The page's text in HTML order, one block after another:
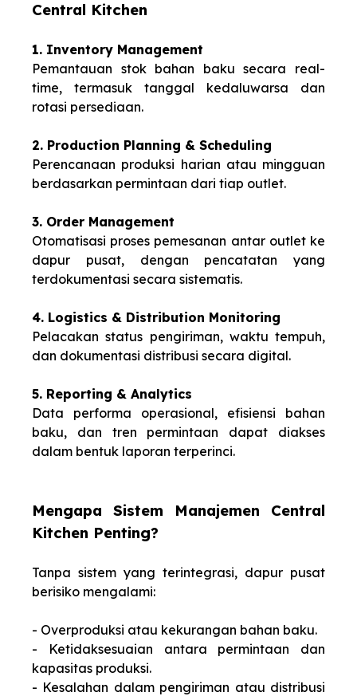
Central Kitchen
1. Inventory Management
Pemantauan stok bahan baku secara real-
time, termasuk tanggal kedaluwarsa dan
rotasi persediaan.
2. Production Planning & Scheduling
Perencanaan produksi harian atau mingguan
berdasarkan permintaan dari tiap outlet.
3. Order Management
Otomatisasi proses pemesanan antar outlet ke
dapur pusat, dengan pencatatan yang
terdokumentasi secara sistematis.
4. Logistics & Distribution Monitoring
Pelacakan status pengiriman, waktu tempuh,
dan dokumentasi distribusi secara digital.
5. Reporting & Analytics
Data performa operasional, efisiensi bahan
baku, dan tren permintaan dapat diakses
dalam bentuk laporan terperinci.
Mengapa Sistem Manajemen Central
Kitchen Penting?
Tanpa sistem yang terintegrasi, dapur pusat
berisiko mengalami:
- Overproduksi atau kekurangan bahan baku.
- Ketidaksesuaian antara permintaan dan
kapasitas produksi.
- Kesalahan dalam pengiriman atau distribusi